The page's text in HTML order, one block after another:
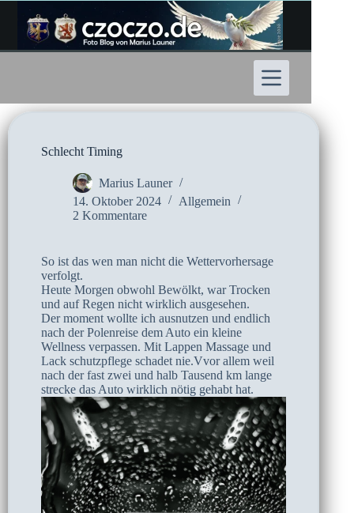
Inhalt
springen
Schlecht Timing
Marius Launer
14. Oktober 2024
Allgemein
2 Kommentare
So ist das wen man nicht die Wettervorhersage
verfolgt.
Heute Morgen obwohl Bewölkt, war Trocken
und auf Regen nicht wirklich ausgesehen.
Der moment wollte ich ausnutzen und endlich
nach der Polenreise dem Auto ein kleine
Wellness verpassen. Mit Lappen Massage und
Lack schutzpflege schadet nie.Vvor allem weil
nach der fast zwei und halb Tausend km lange
strecke das Auto wirklich nötig gehabt hat.